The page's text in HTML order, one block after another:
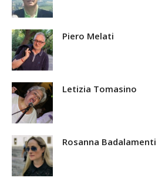
Piero Melati
Letizia Tomasino
Rosanna Badalamenti